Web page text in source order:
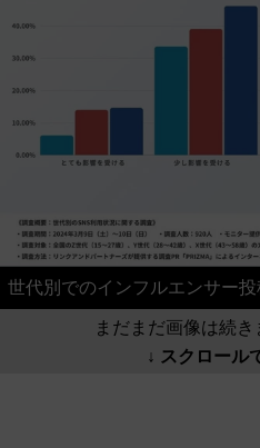
世代別でのインフルエンサー
まだまだ画像は続き
↓ スクロール